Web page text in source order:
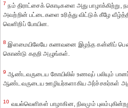
7 நம் திராட்சைக் கொடிகளை அது பாழாக்கிற்று,
அவற்றின் பட்டைகளை உரித்து விட்டுக் கீழே
வெளிறிப் போயின.
8 இளமையிலேயே கணவனை இழந்த கன்னிப்
கொண்டு கதறி அழுங்கள்.
9 ஆண்டவருடைய கோயிலில் உணவுப் பலியும்
ஆண்டவருடைய ஊழியர்களாகிய அர்ச்சகர்கள்
10 வயல்வெளிகள் பாழாகின, நிலமும்